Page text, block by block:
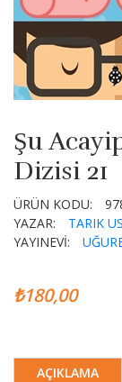
Şu
Dizisi 21
ÜRÜN KODU:
YAZAR:
TARIK
YAYINEVİ:
₺180,00
AÇIKLAMA